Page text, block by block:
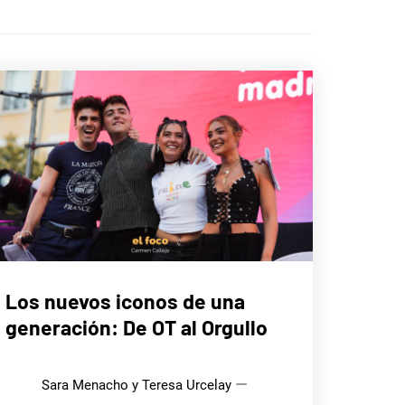
Los nuevos iconos de una
generación: De OT al Orgullo
Sara Menacho y Teresa Urcelay